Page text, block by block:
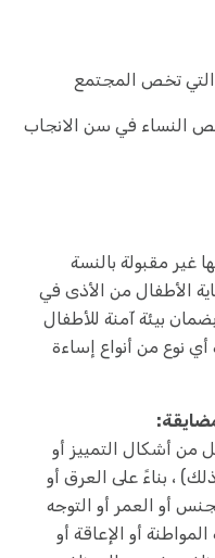
التي تخص المجتمع
النساء في سن الانجاب
غير مقبولة بالنسة
الأطفال من الأذى في
بيئة آمنة للأطفال
نوع من أنواع إساءة
أشكال التمييز أو
، بناءً على العرق أو
أو العمر أو التوجه
أو الإعاقة أو